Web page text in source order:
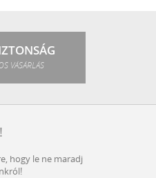
VÁSÁRLÁS
hogy le ne maradj